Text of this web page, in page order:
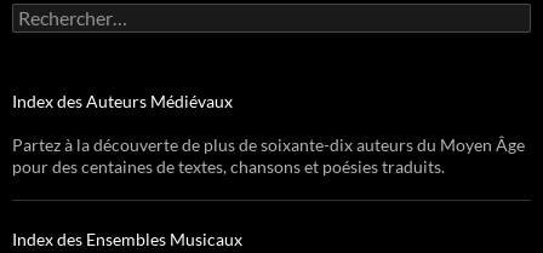
Rechercher :
Index des Auteurs Médiévaux
Partez à la découverte de plus de soixante-dix auteurs du Moyen Âge
pour des centaines de textes, chansons et poésies traduits.
Index des Ensembles Musicaux